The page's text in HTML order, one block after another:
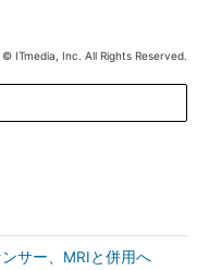
ITmedia, Inc. All Rights Reserved.
サー、MRIと併用へ